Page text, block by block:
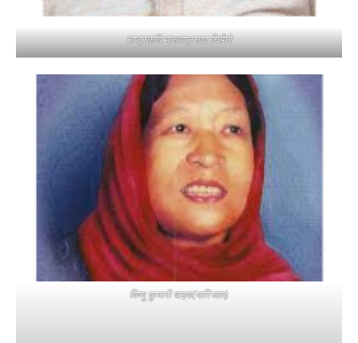
राष्ट्रकवि माधवप्रसाद घिमिरे
विष्णु कुमारी वाइबा(पारिजात)